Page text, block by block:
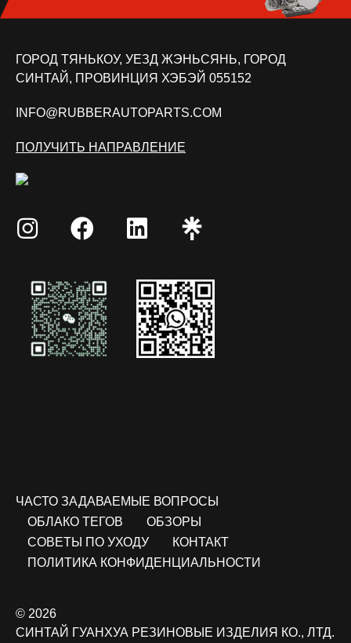
ГОРОД ТЯНЬКОУ, УЕЗД ЖЭНЬСЯНЬ, ГОРОД
СИНТАЙ, ПРОВИНЦИЯ ХЭБЭЙ 055152
INFO@RUBBERAUTOPARTS.COM
ПОЛУЧИТЬ НАПРАВЛЕНИЕ
ЧАСТО ЗАДАВАЕМЫЕ ВОПРОСЫ
ОБЛАКО ТЕГОВ
ОБЗОРЫ
СОВЕТЫ ПО УХОДУ
КОНТАКТ
ПОЛИТИКА КОНФИДЕНЦИАЛЬНОСТИ
© 2026
СИНТАЙ ГУАНХУА РЕЗИНОВЫЕ ИЗДЕЛИЯ КО., ЛТД.